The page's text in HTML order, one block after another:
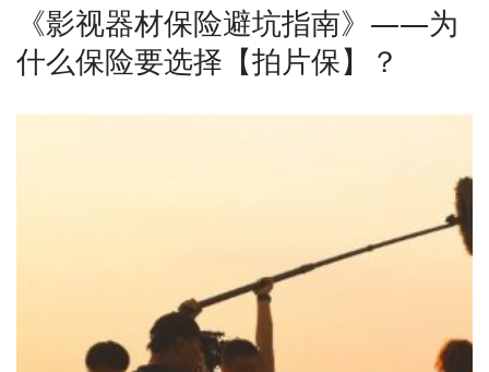
《影视器材保险避坑指南》——为
什么保险要选择【拍片保】？